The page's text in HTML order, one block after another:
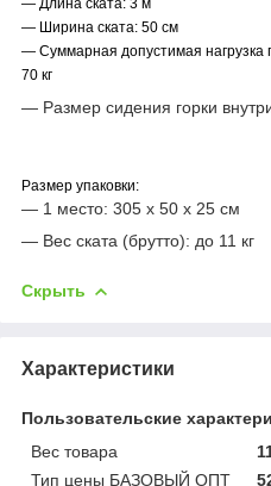
— Ширина ската: 50 см
— Суммарная допустимая нагрузка
70 кг
— Размер сидения горки
Размер упаковки:
— 1 место: 305 х 50 х 25 см
— Вес ската (брутто): до 11 кг
Скрыть
Характеристики
Пользовательские
Вес товара
Тип цены БАЗОВЫЙ ОПТ